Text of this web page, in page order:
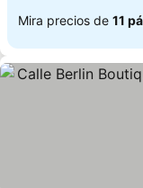
Mira precios de 11